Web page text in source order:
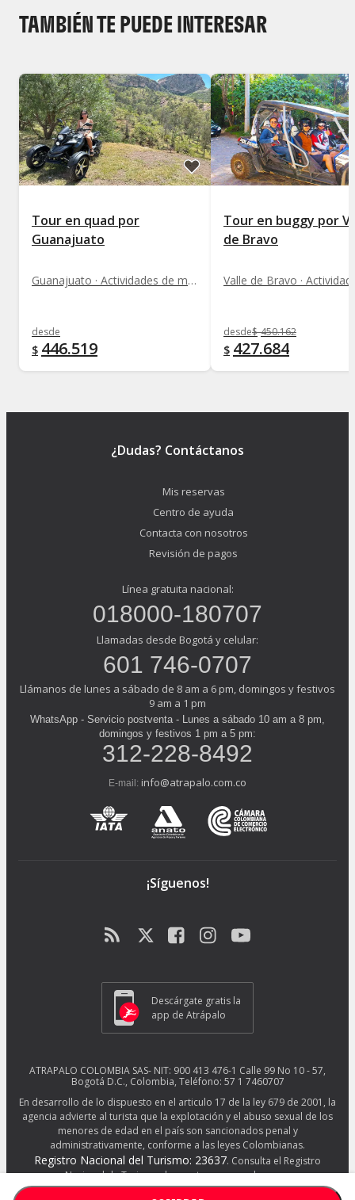
TAMBIÉN TE PUEDE INTERESAR
Tour en quad por
Guanajuato
Guanajuato · Actividades de motor
desde
$ 446.519
Tour en buggy por
de Bravo
desde$ 450.162
$ 427.684
¿Dudas? Contáctanos
Mis reservas
Centro de ayuda
Contacta con nosotros
Revisión de pagos
Línea gratuita nacional:
018000-180707
Llamadas desde Bogotá y celular:
601 746-0707
Llámanos de lunes a sábado de 8 am a 6 pm, domingos y festivos
9 am a 1 pm
WhatsApp - Servicio postventa - Lunes a sábado 10 am a 8 pm,
domingos y festivos 1 pm a 5 pm:
312-228-8492
E-mail: info@atrapalo.com.co
¡Síguenos!
Descárgate gratis la
app de Atrápalo
ATRAPALO COLOMBIA SAS- NIT: 900 413 476-1 Calle 99 No 10 - 57,
Bogotá D.C., Colombia, Teléfono: 57 1 7460707
En desarrollo de lo dispuesto en el articulo 17 de la ley 679 de 2001, la
agencia advierte al turista que la explotación y el abuso sexual de los
menores de edad en el país son sancionados penal y
administrativamente, conforme a las leyes Colombianas.
Registro Nacional del Turismo: 23637. Consulta el Registro
Nacional de Turismo de nuestros proveedores en
http://www.rues.org.co/RNT